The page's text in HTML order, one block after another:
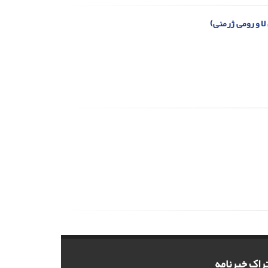
و رومی ژرمنی)